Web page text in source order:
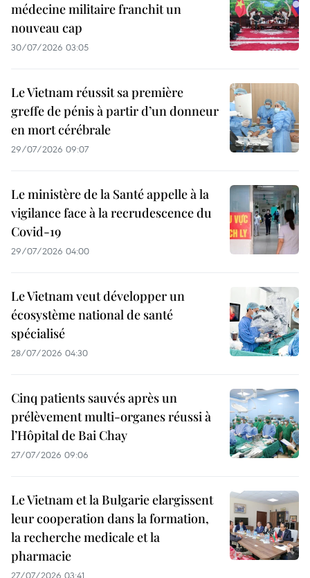
médecine militaire franchit un
nouveau cap
30/07/2026 03:05
Le Vietnam réussit sa première
greffe de pénis à partir d’un donneur
en mort cérébrale
29/07/2026 09:07
Le ministère de la Santé appelle à la
vigilance face à la recrudescence du
Covid-19
29/07/2026 04:00
Le Vietnam veut développer un
écosystème national de santé
spécialisé
28/07/2026 04:30
Cinq patients sauvés après un
prélèvement multi-organes réussi à
l’Hôpital de Bai Chay
27/07/2026 09:06
Le Vietnam et la Bulgarie elargissent
leur cooperation dans la formation,
la recherche medicale et la
pharmacie
27/07/2026 03:41